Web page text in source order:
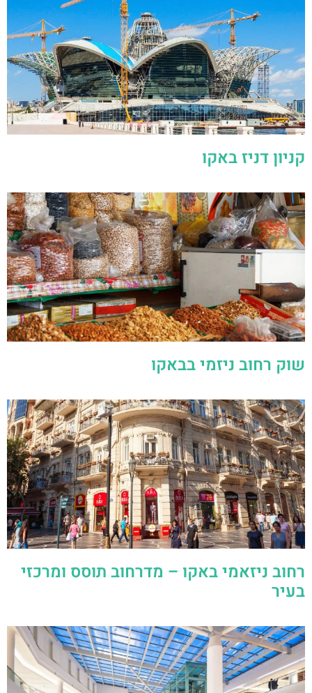
קניון דניז באקו
שוק רחוב ניזמי בבאקו
רחוב ניזאמי באקו – מדרחוב תוסס ומרכזי
בעיר